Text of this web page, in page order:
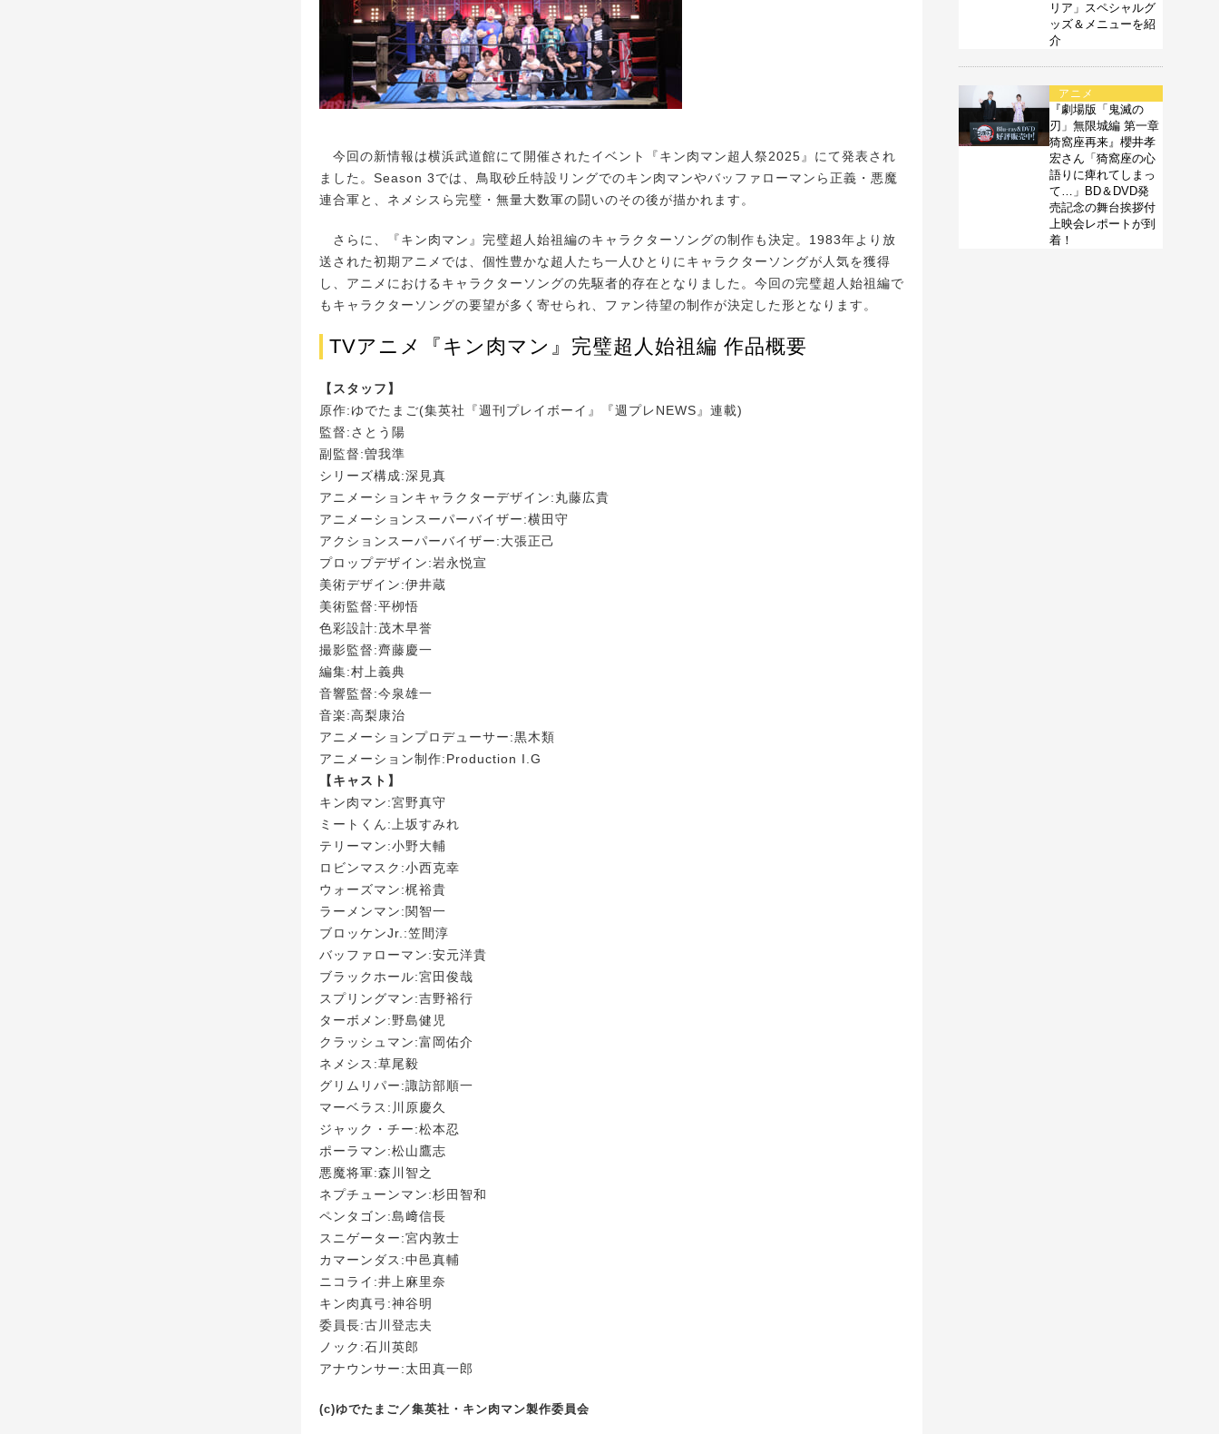
今回の新情報は横浜武道館にて開催されたイベント『キン肉マン超人祭2025』にて発表され
ました。Season 3では、鳥取砂丘特設リングでのキン肉マンやバッファローマンら正義・悪魔
連合軍と、ネメシスら完璧・無量大数軍の闘いのその後が描かれます。
さらに、『キン肉マン』完璧超人始祖編のキャラクターソングの制作も決定。1983年より放
送された初期アニメでは、個性豊かな超人たち一人ひとりにキャラクターソングが人気を獲得
し、アニメにおけるキャラクターソングの先駆者的存在となりました。今回の完璧超人始祖編で
もキャラクターソングの要望が多く寄せられ、ファン待望の制作が決定した形となります。
TVアニメ『キン肉マン』完璧超人始祖編 作品概要
【スタッフ】
原作:ゆでたまご(集英社『週刊プレイボーイ』『週プレNEWS』連載)
監督:さとう陽
副監督:曽我準
シリーズ構成:深見真
アニメーションキャラクターデザイン:丸藤広貴
アニメーションスーパーバイザー:横田守
アクションスーパーバイザー:大張正己
プロップデザイン:岩永悦宣
美術デザイン:伊井蔵
美術監督:平栁悟
色彩設計:茂木早誉
撮影監督:齊藤慶一
編集:村上義典
音響監督:今泉雄一
音楽:高梨康治
アニメーションプロデューサー:黒木類
アニメーション制作:Production I.G
【キャスト】
キン肉マン:宮野真守
ミートくん:上坂すみれ
テリーマン:小野大輔
ロビンマスク:小西克幸
ウォーズマン:梶裕貴
ラーメンマン:関智一
ブロッケンJr.:笠間淳
バッファローマン:安元洋貴
ブラックホール:宮田俊哉
スプリングマン:吉野裕行
ターボメン:野島健児
クラッシュマン:富岡佑介
ネメシス:草尾毅
グリムリパー:諏訪部順一
マーベラス:川原慶久
ジャック・チー:松本忍
ポーラマン:松山鷹志
悪魔将軍:森川智之
ネプチューンマン:杉田智和
ペンタゴン:島﨑信長
スニゲーター:宮内敦士
カマーンダス:中邑真輔
ニコライ:井上麻里奈
キン肉真弓:神谷明
委員長:古川登志夫
ノック:石川英郎
アナウンサー:太田真一郎
(c)ゆでたまご／集英社・キン肉マン製作委員会
リア」スペシャルグ
ッズ＆メニューを紹
介
アニメ
『劇場版「鬼滅の
刃」無限城編 第一章
猗窩座再来』櫻井孝
宏さん「猗窩座の心
語りに痺れてしまっ
て…」BD＆DVD発
売記念の舞台挨拶付
上映会レポートが到
着！